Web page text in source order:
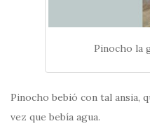
Pinocho la
Pinocho bebió con tal ansia,
vez que bebía agua.